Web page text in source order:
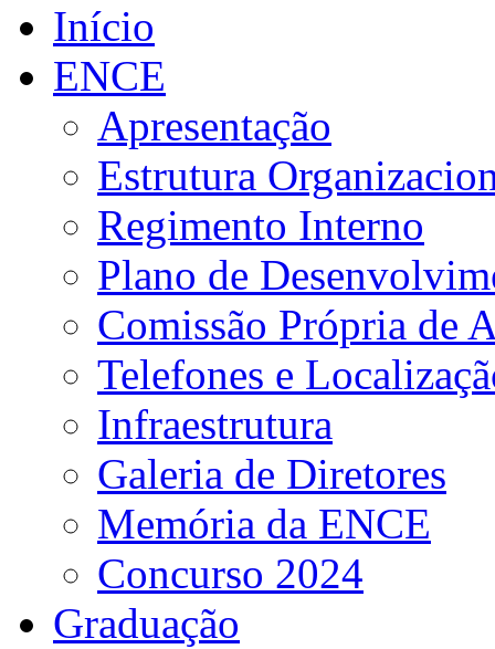
Início
ENCE
Apresentação
Estrutura
Regimento Interno
Plano de
Comissão Própria de
Telefones e
Infraestrutura
Galeria de Diretores
Memória da ENCE
Concurso 2024
Graduação